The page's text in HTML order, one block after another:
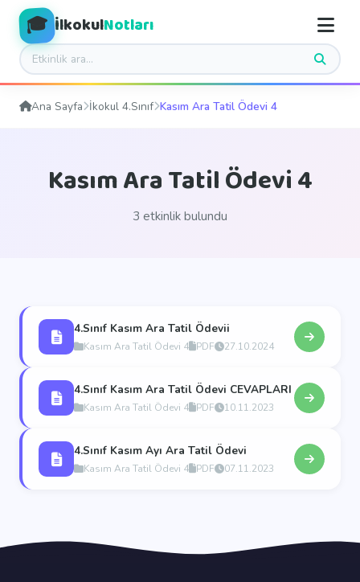
🎓 İlkokulNotları
Ana Sayfa İkokul 4.Sınıf Kasım Ara Tatil Ödevi 4
Kasım Ara Tatil Ödevi 4
3 etkinlik bulundu
4.Sınıf Kasım Ara Tatil Ödevii
Kasım Ara Tatil Ödevi 4 PDF 27.10.2024
4.Sınıf Kasım Ara Tatil Ödevi CEVAPLARI
Kasım Ara Tatil Ödevi 4 PDF 10.11.2023
4.Sınıf Kasım Ayı Ara Tatil Ödevi
Kasım Ara Tatil Ödevi 4 PDF 07.11.2023